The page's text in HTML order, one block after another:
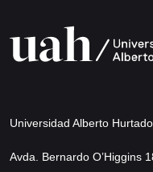
Universidad Alberto Hurtado
Avda. Bernardo O’Higgins